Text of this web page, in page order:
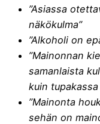
”Asiassa
näkökulma”
”Alkoholi on
”Mainonnan
samanlaista
kuin
”Mainonta
sehän on